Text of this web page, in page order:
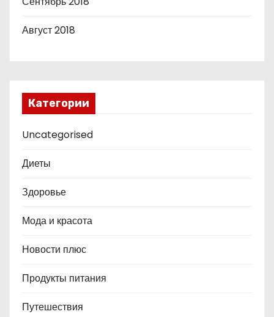
Август 2018
Категории
Uncategorised
Диеты
Здоровье
Мода и красота
Новости плюс
Продукты питания
Путешествия